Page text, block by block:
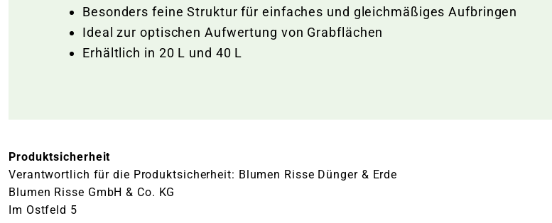
Besonders feine Struktur für einfaches und gleichmäßiges Aufbringen
Ideal zur optischen Aufwertung von Grabflächen
Erhältlich in 20 L und 40 L
Produktsicherheit
Verantwortlich für die Produktsicherheit: Blumen Risse Dünger & Erde
Blumen Risse GmbH & Co. KG
Im Ostfeld 5